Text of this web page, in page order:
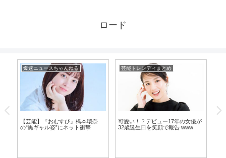
ロード
爆速ニュースちゃんねる
【芸能】『おむすび』橋本環奈
の“黒ギャル姿”にネット衝撃
芸能トレンディまとめ
可愛い！？デビュー17年の女優が
32歳誕生日を笑顔で報告 www